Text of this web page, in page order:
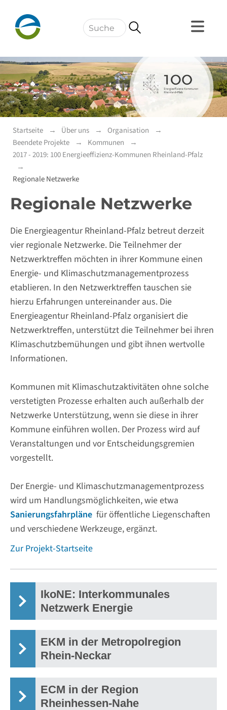
Navigation
Startseite Über uns
Organisation
Beendete Projekte
Kommunen
2017 - 2019: 100 Energieeffizienz-Kommunen Rheinland-Pfalz
Regionale Netzwerke
Regionale Netzwerke
Die Energieagentur Rheinland-Pfalz betreut derzeit
vier regionale Netzwerke. Die Teilnehmer der
Netzwerktreffen möchten in ihrer Kommune einen
Energie- und Klimaschutzmanagementprozess
etablieren. In den Netzwerktreffen tauschen sie
hierzu Erfahrungen untereinander aus. Die
Energieagentur Rheinland-Pfalz organisiert die
Netzwerktreffen, unterstützt die Teilnehmer bei ihren
Klimaschutzbemühungen und gibt ihnen wertvolle
Informationen.
Kommunen mit Klimaschutzaktivitäten ohne solche
verstetigten Prozesse erhalten auch außerhalb der
Netzwerke Unterstützung, wenn sie diese in ihrer
Kommune einführen wollen. Der Prozess wird auf
Veranstaltungen und vor Entscheidungsgremien
vorgestellt.
Der Energie- und Klimaschutzmanagementprozess
wird um Handlungsmöglichkeiten, wie etwa
Sanierungsfahrpläne für öffentliche Liegenschaften
und verschiedene Werkzeuge, ergänzt.
Zur Projekt-Startseite
IkoNE: Interkommunales
Netzwerk Energie
EKM in der Metropolregion
Rhein-Neckar
ECM in der Region
Rheinhessen-Nahe